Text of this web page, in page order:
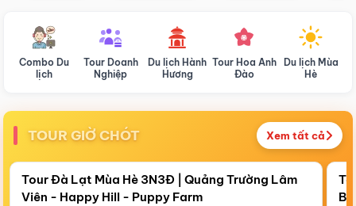
Combo Du
lịch
Tour Doanh
Nghiệp
Du lịch Hành
Hương
Tour Hoa Anh
Đào
Du lịch Mùa
Hè
TOUR GIỜ CHÓT Xem tất cả
Còn19:51:43
Điểm nổi bật
Tour Đà Lạt Mùa Hè 3N3Đ | Quảng Trường Lâm
Viên - Happy Hill - Puppy Farm